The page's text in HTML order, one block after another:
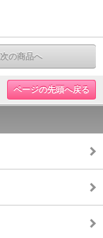
次の商品へ
ページの先頭へ戻る